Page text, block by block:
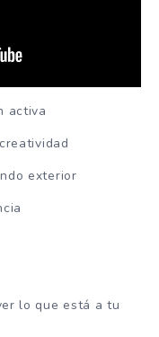
activa
exterior
lo que está a tu